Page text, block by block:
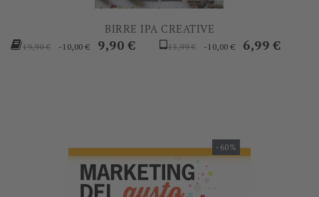
BIRRE IPA CREATIVE
Prezzo
19,90 € -10,00 € Prezzo
9,90 €
Prezzo
13,99 € -10,00 € Prezzo
6,99 €
-60%